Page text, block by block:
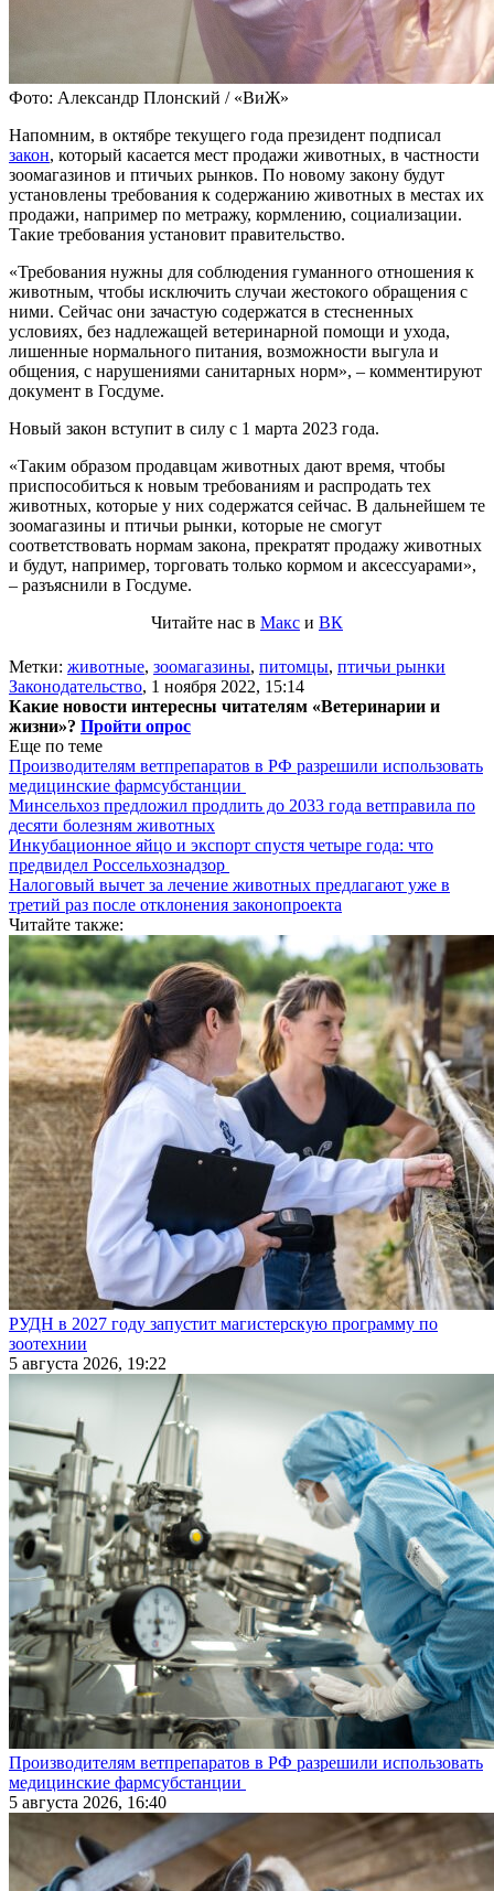
Фото: Александр Плонский / «ВиЖ»
Напомним, в октябре текущего года президент подписал
закон, который касается мест продажи животных, в частности
зоомагазинов и птичьих рынков. По новому закону будут
установлены требования к содержанию животных в местах их
продажи, например по метражу, кормлению, социализации.
Такие требования установит правительство.
«Требования нужны для соблюдения гуманного отношения к
животным, чтобы исключить случаи жестокого обращения с
ними. Сейчас они зачастую содержатся в стесненных
условиях, без надлежащей ветеринарной помощи и ухода,
лишенные нормального питания, возможности выгула и
общения, с нарушениями санитарных норм», – комментируют
документ в Госдуме.
Новый закон вступит в силу с 1 марта 2023 года.
«Таким образом продавцам животных дают время, чтобы
приспособиться к новым требованиям и распродать тех
животных, которые у них содержатся сейчас. В дальнейшем те
зоомагазины и птичьи рынки, которые не смогут
соответствовать нормам закона, прекратят продажу животных
и будут, например, торговать только кормом и аксессуарами»,
– разъяснили в Госдуме.
Читайте нас в Макс и ВК
Метки: животные, зоомагазины, питомцы, птичьи рынки
Законодательство, 1 ноября 2022, 15:14
Какие новости интересны читателям «Ветеринарии и
жизни»? Пройти опрос
Еще по теме
Производителям ветпрепаратов в РФ разрешили использовать
медицинские фармсубстанции
Минсельхоз предложил продлить до 2033 года ветправила по
десяти болезням животных
Инкубационное яйцо и экспорт спустя четыре года: что
предвидел Россельхознадзор
Налоговый вычет за лечение животных предлагают уже в
третий раз после отклонения законопроекта
Читайте также:
РУДН в 2027 году запустит магистерскую программу по
зоотехнии
5 августа 2026, 19:22
Производителям ветпрепаратов в РФ разрешили использовать
медицинские фармсубстанции
5 августа 2026, 16:40